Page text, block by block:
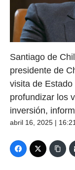
Santiago de
presidente de
visita de
profundizar los
inversión,
abril 16, 2025 | 16:21